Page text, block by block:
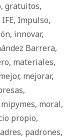
, gratuitos,
IFE, Impulso,
, innovar,
Barrera,
, materiales,
, mejorar,
,
mipymes, moral,
propio,
, padrones,